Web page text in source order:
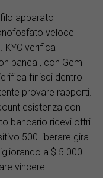
apparato
veloce
KYC verifica
banca , con Gem
finisci dentro
provare rapporti.
esistenza con
bancario.ricevi offri
500 liberare gira
a $ 5.000.
vincere